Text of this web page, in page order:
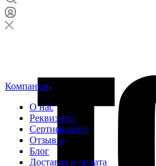
Компания
О нас
Реквизиты
Сертификаты
Отзывы
Блог
Доставка и оплата